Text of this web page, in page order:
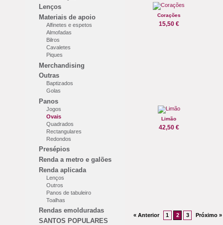
Lenços
Materiais de apoio
Alfinetes e espetos
Almofadas
Bilros
Cavaletes
Piques
Merchandising
Outras
Baptizados
Golas
Panos
Jogos
Ovais
Quadrados
Rectangulares
Redondos
Presépios
Renda a metro e galões
Renda aplicada
Lenços
Outros
Panos de tabuleiro
Toalhas
Rendas emolduradas
SANTOS POPULARES
Corações
15,50 €
Limão
42,50 €
« Anterior 1 2 3 Próximo »